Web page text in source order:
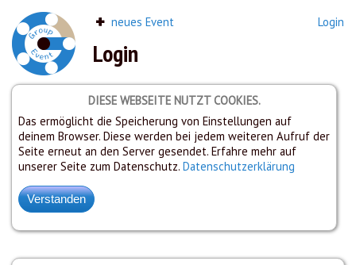
neues Event Login
Login
DIESE WEBSEITE NUTZT COOKIES.
Das ermöglicht die Speicherung von Einstellungen auf
deinem Browser. Diese werden bei jedem weiteren Aufruf der
Seite erneut an den Server gesendet. Erfahre mehr auf
unserer Seite zum Datenschutz. Datenschutzerklärung